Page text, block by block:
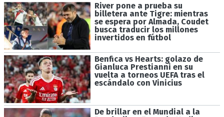
River pone a prueba su
billetera ante Tigre: mientras
se espera por Almada, Coudet
busca traducir los millones
invertidos en fútbol
Benfica vs Hearts: golazo de
Gianluca Prestianni en su
vuelta a torneos UEFA tras el
escándalo con Vinicius
De brillar en el Mundial a la